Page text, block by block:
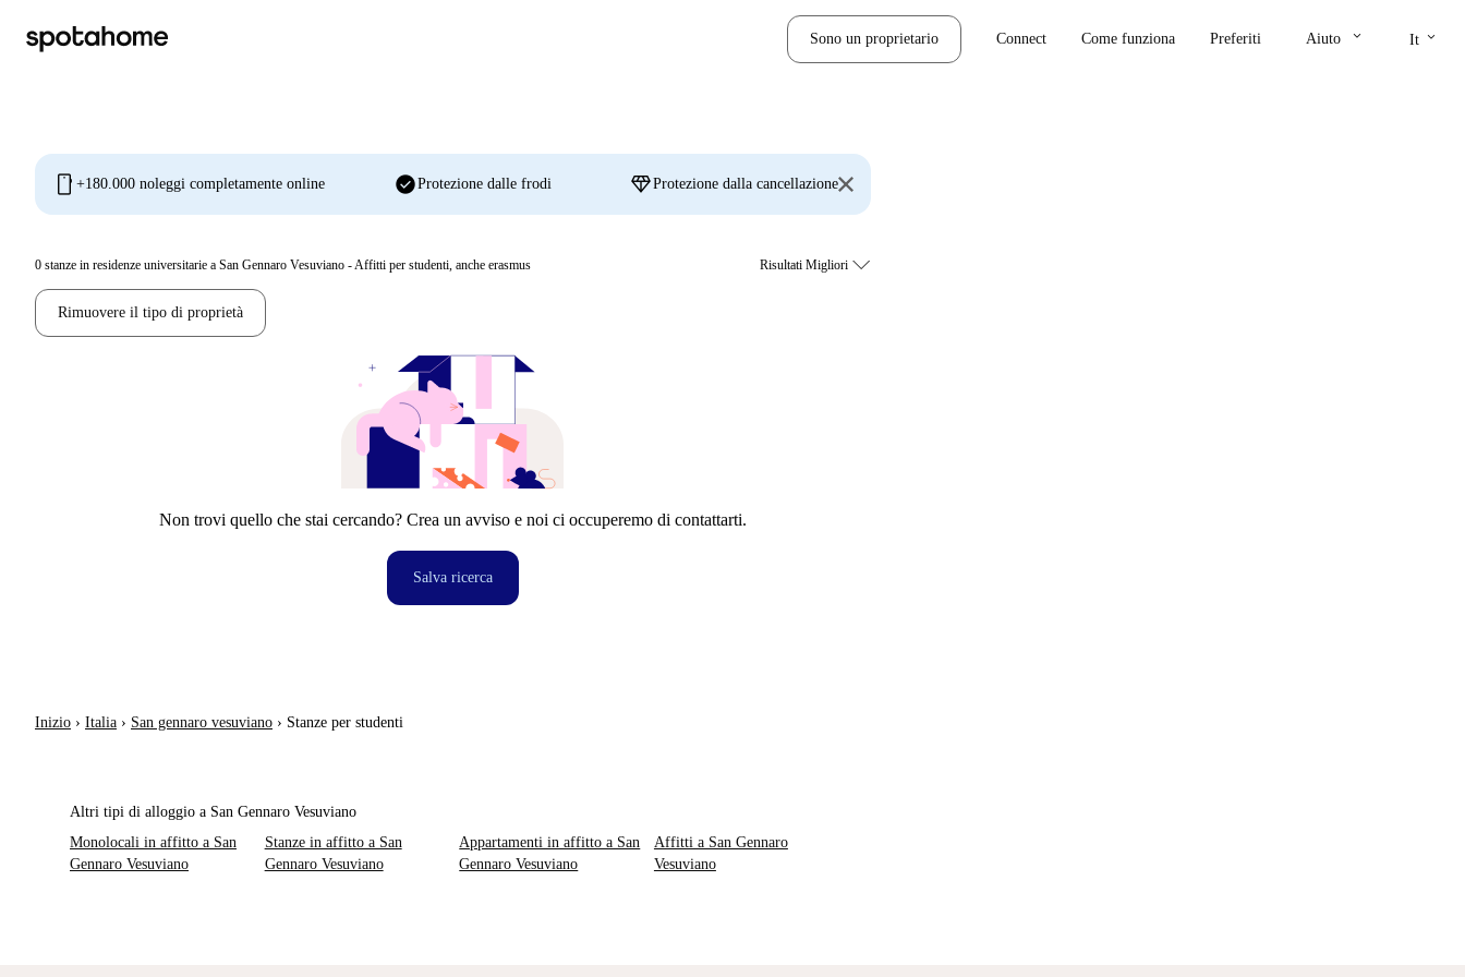
Sono un proprietario Connect Come funziona Preferiti Aiuto keyboard_arrow_down It keyboard_arrow_down
mobile +180.000 noleggi completamente online check_circleProtezione dalle frodi diamondProtezione dalla cancellazione
0 stanze in residenze universitarie a San Gennaro Vesuviano - Affitti per studenti, anche erasmus
Rimuovere il tipo di proprietà
Non trovi quello che stai cercando? Crea un avviso e noi ci occuperemo di contattarti.
Salva ricerca
Inizio › Italia › San gennaro vesuviano › Stanze per studenti
Altri tipi di alloggio a San Gennaro Vesuviano
Monolocali in affitto a San
Gennaro Vesuviano
Stanze in affitto a San
Gennaro Vesuviano
Appartamenti in affitto a San
Gennaro Vesuviano
Affitti a San Gennaro
Vesuviano